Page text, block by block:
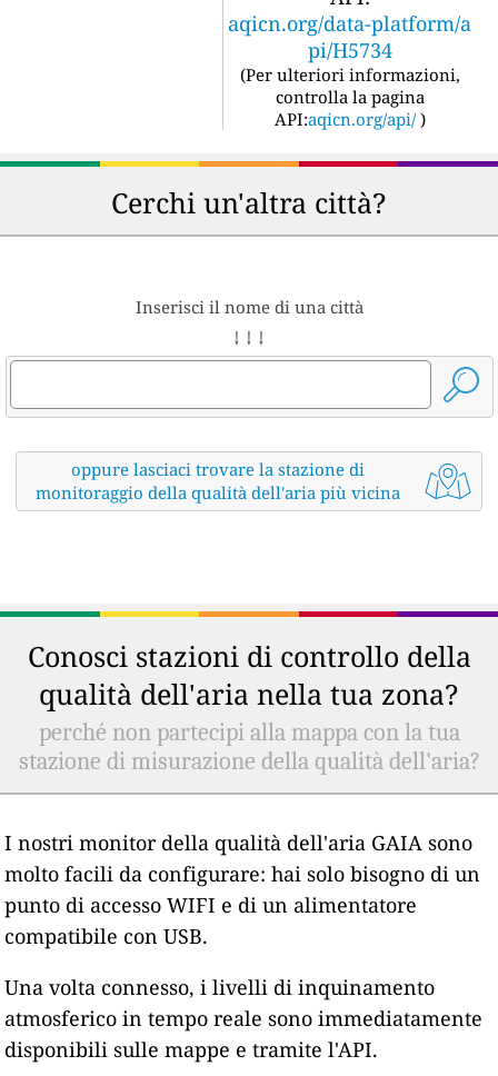
aqicn.org/data-platform/a
pi/H5734
(Per ulteriori informazioni,
controlla la pagina
API:aqicn.org/api/ )
Cerchi un'altra città?
Inserisci il nome di una città
↓ ↓ ↓
oppure lasciaci trovare la stazione di
monitoraggio della qualità dell'aria più vicina
Conosci stazioni di controllo della
qualità dell'aria nella tua zona?
perché non partecipi alla mappa con la tua
stazione di misurazione della qualità dell'aria?
I nostri monitor della qualità dell'aria GAIA sono
molto facili da configurare: hai solo bisogno di un
punto di accesso WIFI e di un alimentatore
compatibile con USB.
Una volta connesso, i livelli di inquinamento
atmosferico in tempo reale sono immediatamente
disponibili sulle mappe e tramite l'API.